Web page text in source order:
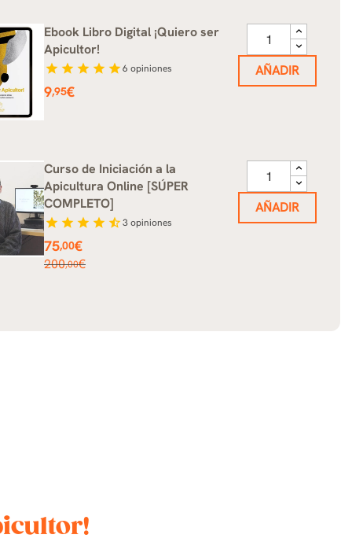
Ebook Libro Digital ¡Quiero ser
Apicultor!
star star star star star6 opiniones
Precio
9,95€
AÑADIR
Curso de Iniciación a la
Apicultura Online [SÚPER
COMPLETO]
star star star star star_half3opiniones
Precio
75,00€
Precio
200,00€
AÑADIR